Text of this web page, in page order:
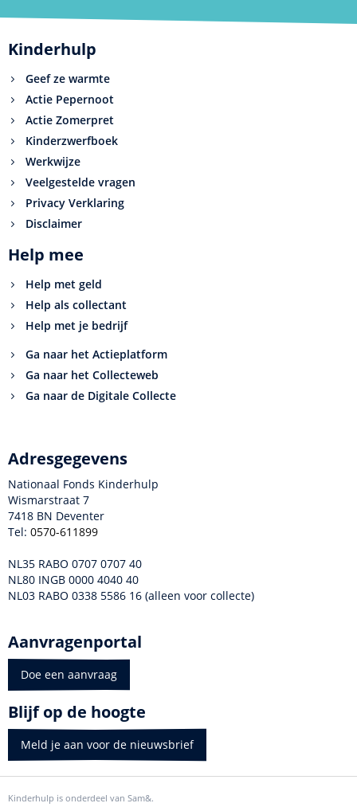
Kinderhulp
Geef ze warmte
Actie Pepernoot
Actie Zomerpret
Kinderzwerfboek
Werkwijze
Veelgestelde vragen
Privacy Verklaring
Disclaimer
Help mee
Help met geld
Help als collectant
Help met je bedrijf
Ga naar het Actieplatform
Ga naar het Collecteweb
Ga naar de Digitale Collecte
Adresgegevens
Nationaal Fonds Kinderhulp
Wismarstraat 7
7418 BN Deventer
Tel: 0570-611899
NL35 RABO 0707 0707 40
NL80 INGB 0000 4040 40
NL03 RABO 0338 5586 16 (alleen voor collecte)
Aanvragenportal
Doe een aanvraag
Blijf op de hoogte
Meld je aan voor de nieuwsbrief
Kinderhulp is onderdeel van Sam&.